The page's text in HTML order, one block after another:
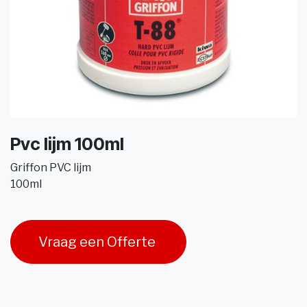
Pvc lijm 100ml
Griffon PVC lijm
100ml
Vraag een Offerte